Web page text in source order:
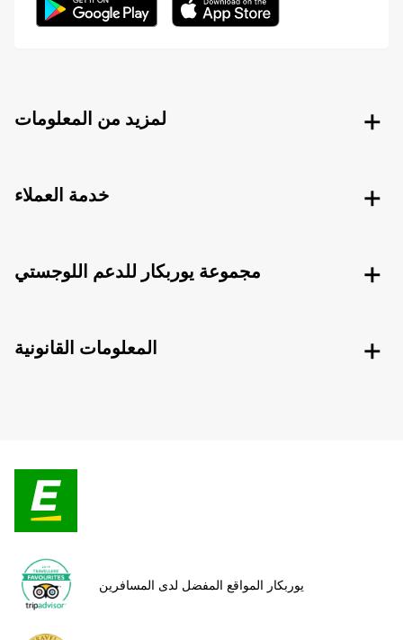
لمزيد من المعلومات
خدمة العملاء
مجموعة يوربكار للدعم اللوجستي
المعلومات القانونية
يوربكار المواقع المفضل لدى المسافرين